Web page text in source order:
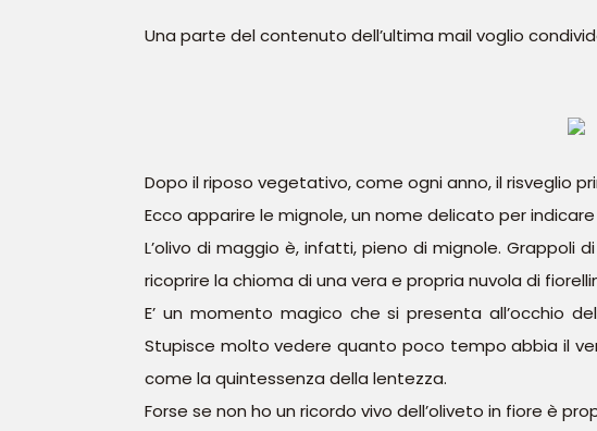
Una parte del contenuto dell’ultima mail voglio
Dopo il riposo vegetativo, come ogni anno, il risveglio
Ecco apparire le mignole, un nome delicato per
L’olivo di maggio è, infatti, pieno di mignole.
ricoprire la chioma di una vera e propria nuvola di
E’ un momento magico che si presenta all’occhio
Stupisce molto vedere quanto poco tempo abbia il
come la quintessenza della lentezza.
Forse se non ho un ricordo vivo dell’oliveto in fiore è